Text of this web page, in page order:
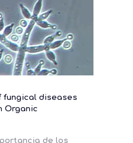
fungical diseases
Organic
de los